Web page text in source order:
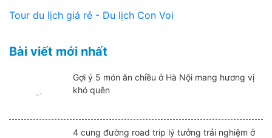
Tour du lịch giá rẻ - Du lịch Con Voi
Bài viết mới nhất
Gợi ý 5 món ăn chiều ở Hà Nội mang hương vị
khó quên
4 cung đường road trip lý tưởng trải nghiệm ở